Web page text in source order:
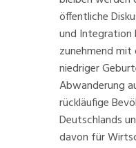
öffentliche
und
zunehmend mit
niedriger
Abwanderung
rückläufige
Deutschlands
davon für